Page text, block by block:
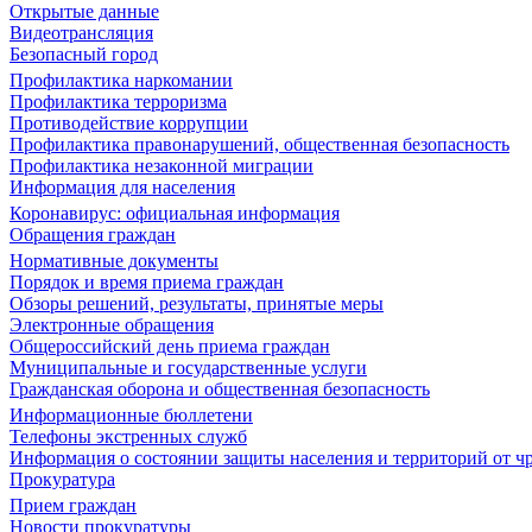
Открытые данные
Видеотрансляция
Безопасный город
Профилактика наркомании
Профилактика терроризма
Противодействие коррупции
Профилактика правонарушений, общественная безопасность
Профилактика незаконной миграции
Информация для населения
Коронавирус: официальная информация
Обращения граждан
Нормативные документы
Порядок и время приема граждан
Обзоры решений, результаты, принятые меры
Электронные обращения
Общероссийский день приема граждан
Муниципальные и государственные услуги
Гражданская оборона и общественная безопасность
Информационные бюллетени
Телефоны экстренных служб
Информация о состоянии защиты населения и территорий от
Прокуратура
Прием граждан
Новости прокуратуры